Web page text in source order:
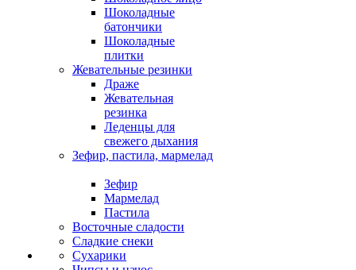
Шоколадные
батончики
Шоколадные
плитки
Жевательные резинки
Драже
Жевательная
резинка
Леденцы для
свежего дыхания
Зефир, пастила, мармелад
Зефир
Мармелад
Пастила
Восточные сладости
Сладкие снеки
Сухарики